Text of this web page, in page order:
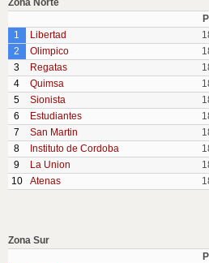
Zona Norte
Pl
1
Libertad
2
Olimpico
3
Regatas
4
Quimsa
5
Sionista
6
Estudiantes
7
San Martin
8
Instituto de Cordoba
9
La Union
10
Atenas
Zona Sur
Pl